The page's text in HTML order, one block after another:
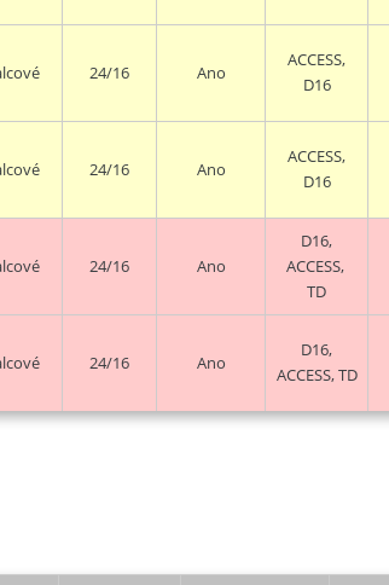
24/16 Ano
ACCESS,
D16
24/16 Ano
ACCESS,
D16
24/16 Ano
D16,
ACCESS,
TD
24/16 Ano
D16,
ACCESS, TD